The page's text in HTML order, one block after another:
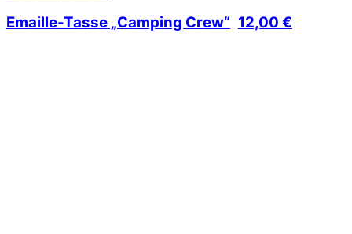
Emaille-Tasse „Camping Crew“ 12,00 €